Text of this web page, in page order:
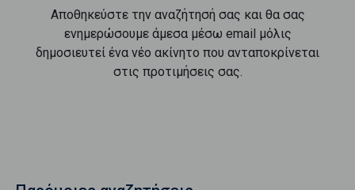
Αποθηκεύστε την αναζήτησή σας και θα σας
ενημερώσουμε άμεσα μέσω email μόλις
δημοσιευτεί ένα νέο ακίνητο που ανταποκρίνεται
στις προτιμήσεις σας.